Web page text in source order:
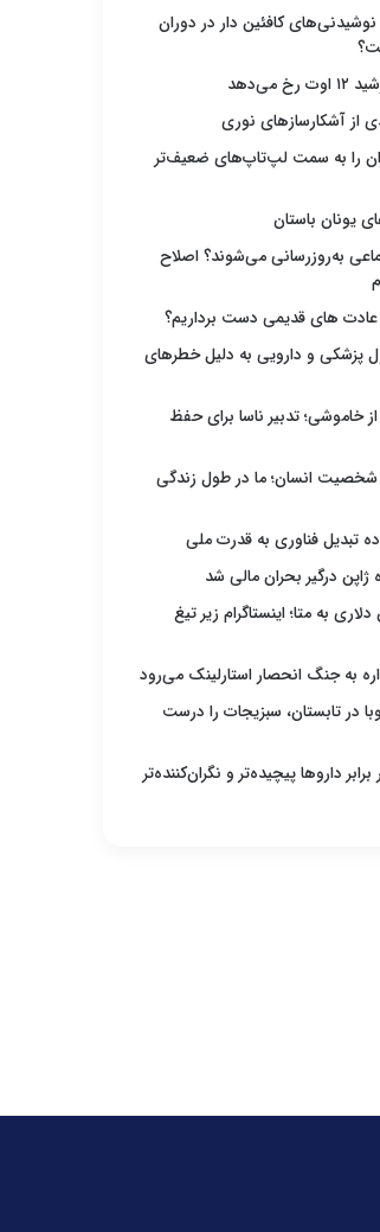
کافئین دار در دوران
از آشکارسازهای نوری
را به سمت لپ‌تاپ‌های ضعیف‌تر
یونان باستان
به‌روزرسانی می‌شوند؟ اصلاح
عادت های قدیمی دست برداریم؟
۳ محصول پزشکی و دارویی به دلیل خطرهای
«وویجر ۲» از خاموشی؛ تدبیر ناسا برای حفظ
شخصیت انسان؛ ما در طول زندگی
تبدیل فناوری به قدرت ملی
ژاپن درگیر بحران مالی شد
دلاری به متا؛ اینستاگرام زیر تیغ
در تابستان، سبزیجات را درست
داروها پیچیده‌تر و نگران‌کننده‌تر